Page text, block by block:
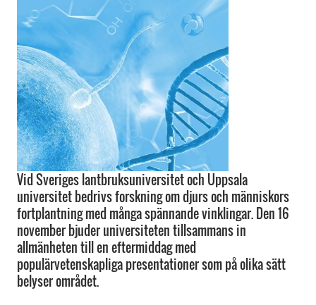
Vid Sveriges lantbruksuniversitet och Uppsala
universitet bedrivs forskning om djurs och människors
fortplantning med många spännande vinklingar. Den 16
november bjuder universiteten tillsammans in
allmänheten till en eftermiddag med
populärvetenskapliga presentationer som på olika sätt
belyser området.